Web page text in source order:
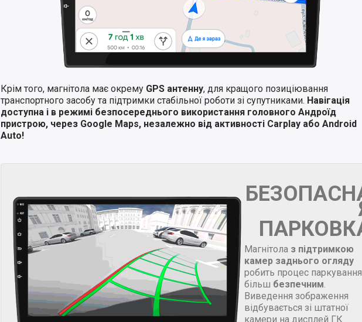
Крім того, магнітола має окрему GPS антенну, для кращого позиціювання
транспортного засобу та підтримки стабільної роботи зі супутниками. Навігація
доступна і в режимі безпосереднього використання головного Андроїд
пристрою, через Google Maps, незалежно від активності Carplay або Android
Auto!
Магнітола з підтримкою
камер заднього огляду
робить процес паркування
більш безпечним
Виведення зображення
відбувається зі штатної
камери на дисплей ГК.